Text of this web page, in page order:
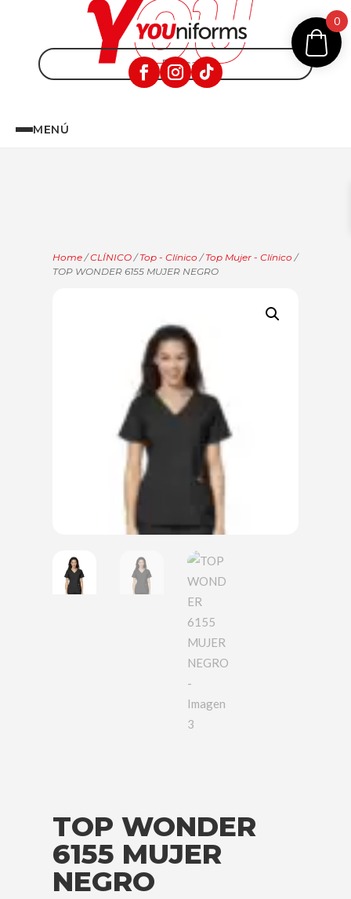
MENÚ
Home /CLÍNICO /Top - Clínico /Top Mujer - Clínico /
TOP WONDER 6155 MUJER NEGRO
TOP WONDER
6155 MUJER
NEGRO
0